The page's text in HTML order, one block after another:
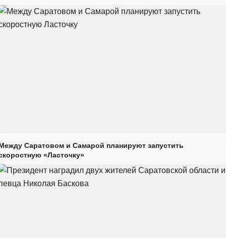
Саратовом и Самарой планируют запустить
«Ласточку»